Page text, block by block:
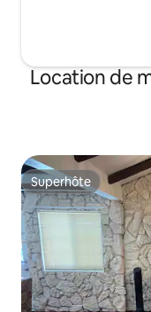
Location de
Superhôte
Superhôte